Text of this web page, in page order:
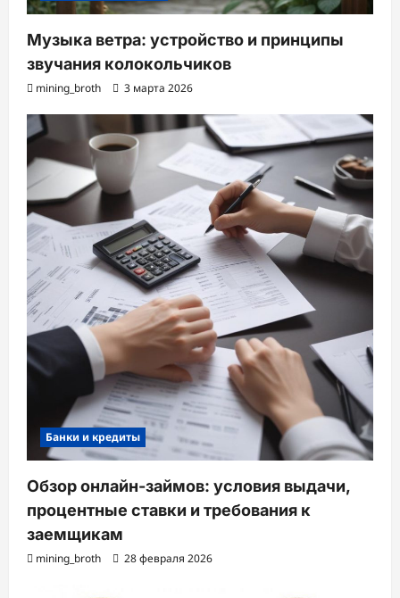
Музыка ветра: устройство и принципы
звучания колокольчиков
mining_broth 3 марта 2026
Банки и кредиты
Обзор онлайн-займов: условия выдачи,
процентные ставки и требования к
заемщикам
mining_broth 28 февраля 2026